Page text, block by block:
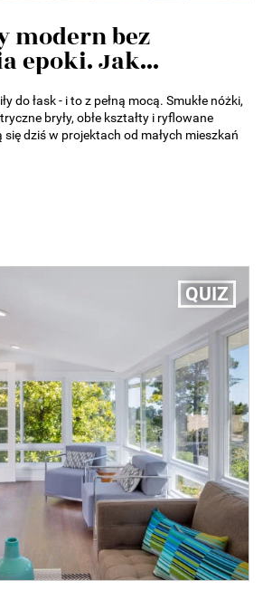
modern bez
epoki. Jak...
do łask - i to z pełną mocą. Smukłe nóżki,
bryły, obłe kształty i ryflowane
dziś w projektach od małych mieszkań
QUIZ